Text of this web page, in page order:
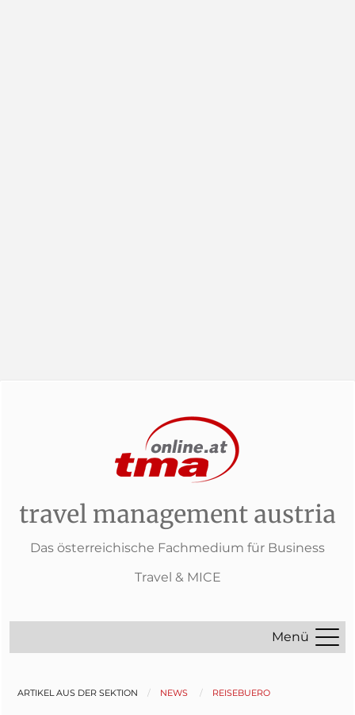
travel management austria
Das österreichische Fachmedium für Business
Travel & MICE
Menü
ARTIKEL AUS DER SEKTION NEWS REISEBUERO